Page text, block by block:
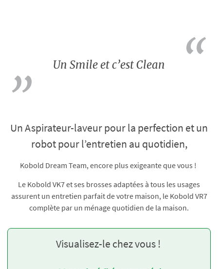
Un Smile et c’est Clean​
Un Aspirateur-laveur pour la perfection et un
robot pour l’entretien au quotidien,
Kobold Dream Team, encore plus exigeante que vous !
Le Kobold VK7 et ses brosses adaptées à tous les usages
assurent un entretien parfait de votre maison, le Kobold VR7
complète par un ménage quotidien de la maison.
Visualisez-le chez vous !